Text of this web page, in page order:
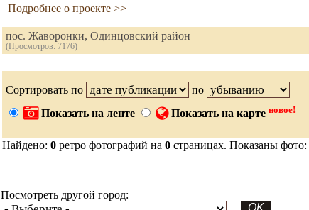
Подробнее о проекте >>
пос. Жаворонки, Одинцовский район
(Просмотров: 7176)
Сортировать по
по
Показать на ленте
Показать на карте новое!
Найдено: 0 ретро фотографий на 0 страницах. Показаны фото:
Посмотреть другой город: